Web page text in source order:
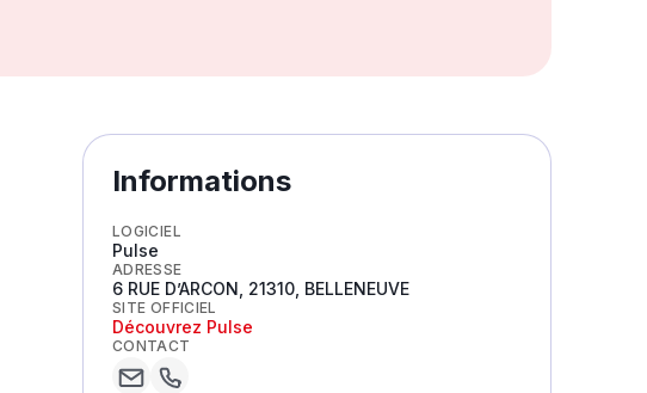
Informations
LOGICIEL
Pulse
ADRESSE
6 RUE D’ARCON, 21310, BELLENEUVE
SITE OFFICIEL
Découvrez Pulse
CONTACT